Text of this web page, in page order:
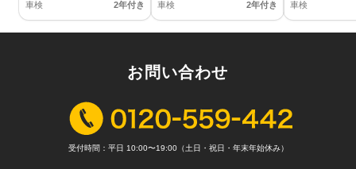
車検 2年付き 車検 2年付き 車検
お問い合わせ
受付時間：平日 10:00〜19:00（土日・祝日・年末年始休み）